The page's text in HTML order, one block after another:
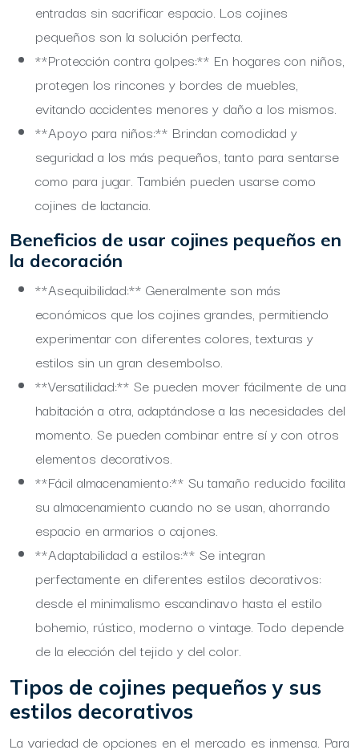
entradas sin sacrificar espacio. Los cojines
pequeños son la solución perfecta.
**Protección contra golpes:** En hogares con niños,
protegen los rincones y bordes de muebles,
evitando accidentes menores y daño a los mismos.
**Apoyo para niños:** Brindan comodidad y
seguridad a los más pequeños, tanto para sentarse
como para jugar. También pueden usarse como
cojines de lactancia.
Beneficios de usar cojines pequeños en
la decoración
**Asequibilidad:** Generalmente son más
económicos que los cojines grandes, permitiendo
experimentar con diferentes colores, texturas y
estilos sin un gran desembolso.
**Versatilidad:** Se pueden mover fácilmente de una
habitación a otra, adaptándose a las necesidades del
momento. Se pueden combinar entre sí y con otros
elementos decorativos.
**Fácil almacenamiento:** Su tamaño reducido facilita
su almacenamiento cuando no se usan, ahorrando
espacio en armarios o cajones.
**Adaptabilidad a estilos:** Se integran
perfectamente en diferentes estilos decorativos:
desde el minimalismo escandinavo hasta el estilo
bohemio, rústico, moderno o vintage. Todo depende
de la elección del tejido y del color.
Tipos de cojines pequeños y sus
estilos decorativos
La variedad de opciones en el mercado es inmensa. Para